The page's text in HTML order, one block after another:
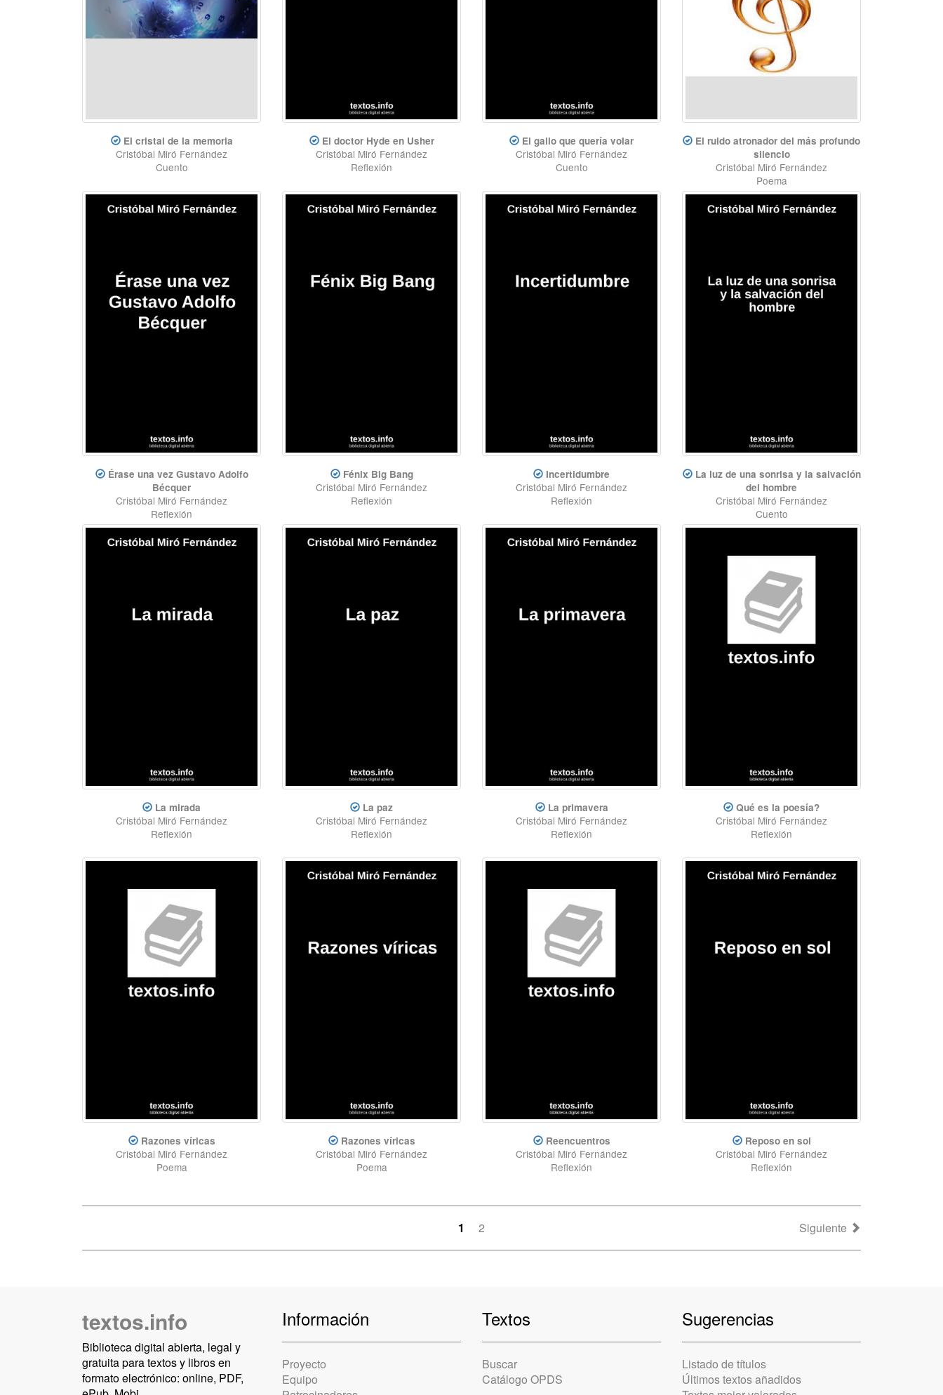
El cristal de la memoria
Cristóbal Miró Fernández
Cuento
El doctor Hyde en Usher
Cristóbal Miró Fernández
Reflexión
El gallo que quería volar
Cristóbal Miró Fernández
Cuento
El ruido atronador del más profundo
silencio
Cristóbal Miró Fernández
Poema
Érase una vez Gustavo Adolfo
Bécquer
Cristóbal Miró Fernández
Reflexión
Fénix Big Bang
Cristóbal Miró Fernández
Reflexión
Incertidumbre
Cristóbal Miró Fernández
Reflexión
La luz de una sonrisa y la salvación
del hombre
Cristóbal Miró Fernández
Cuento
La mirada
Cristóbal Miró Fernández
Reflexión
La paz
Cristóbal Miró Fernández
Reflexión
La primavera
Cristóbal Miró Fernández
Reflexión
Qué es la poesía?
Cristóbal Miró Fernández
Reflexión
Razones víricas
Cristóbal Miró Fernández
Poema
Razones víricas
Cristóbal Miró Fernández
Poema
Reencuentros
Cristóbal Miró Fernández
Reflexión
Reposo en sol
Cristóbal Miró Fernández
Reflexión
1 2 Siguiente
textos.info
Biblioteca digital abierta, legal y
gratuita para textos y libros en
formato electrónico: online, PDF,
Información
Proyecto
Equipo
Textos
Buscar
Catálogo OPDS
Sugerencias
Listado de títulos
Últimos textos añadidos